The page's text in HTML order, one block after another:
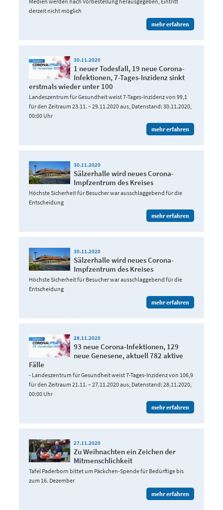
derzeit nicht möglich
mehr erfahren
30.11.2020
1 neuer Todesfall, 19 neue Corona-
Infektionen, 7-Tages-Inzidenz sinkt
erstmals wieder unter 100
Landeszentrum für Gesundheit weist 7-Tages-Inzidenz von 99,1
für den Zeitraum 23.11. – 29.11.2020 aus, Datenstand: 30.11.2020,
00:00 Uhr
mehr erfahren
30.11.2020
Sälzerhalle wird neues Corona-
Impfzentrum des Kreises
Höchste Sicherheit für Besucher war ausschlaggebend für die
Entscheidung
mehr erfahren
30.11.2020
Sälzerhalle wird neues Corona-
Impfzentrum des Kreises
Höchste Sicherheit für Besucher war ausschlaggebend für die
Entscheidung
mehr erfahren
28.11.2020
93 neue Corona-Infektionen, 129
neue Genesene, aktuell 782 aktive
Fälle
- Landeszentrum für Gesundheit weist 7-Tages-Inzidenz von 106,9
für den Zeitraum 21.11. – 27.11.2020 aus, Datenstand: 28.11.2020,
00:00 Uhr
mehr erfahren
27.11.2020
Zu Weihnachten ein Zeichen der
Mitmenschlichkeit
Tafel Paderborn bittet um Päckchen-Spende für Bedürftige bis
zum 16. Dezember
mehr erfahren